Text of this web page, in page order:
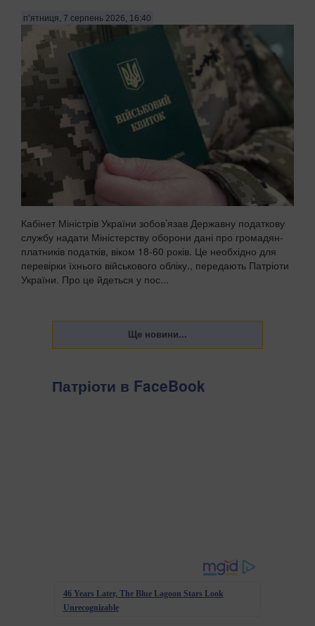
п’ятниця, 7 серпень 2026, 16:40
Кабінет Міністрів України зобов’язав Державну податкову
службу надати Міністерству оборони дані про громадян-
платників податків, віком 18-60 років. Це необхідно для
перевірки їхнього військового обліку., передають Патріоти
України. Про це йдеться у пос...
Патріоти в FaceBook
46 Years Later, The Blue Lagoon Stars Look
Unrecognizable